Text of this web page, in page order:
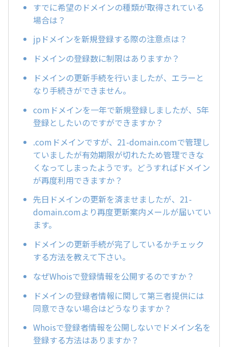
すでに希望のドメインの種類が取得されている
場合は？
jpドメインを新規登録する際の注意点は？
ドメインの登録数に制限はありますか？
ドメインの更新手続を行いましたが、エラーと
なり手続きができません。
comドメインを一年で新規登録しましたが、5年
登録としたいのですができますか？
.comドメインですが、21-domain.comで管理し
ていましたが有効期限が切れたため管理できな
くなってしまったようです。どうすればドメイン
が再度利用できますか？
先日ドメインの更新を済ませましたが、21-
domain.comより再度更新案内メールが届いてい
ます。
ドメインの更新手続が完了しているかチェック
する方法を教えて下さい。
なぜWhoisで登録情報を公開するのですか？
ドメインの登録者情報に関して第三者提供には
同意できない場合はどうなりますか？
Whoisで登録者情報を公開しないでドメイン名を
登録する方法はありますか？